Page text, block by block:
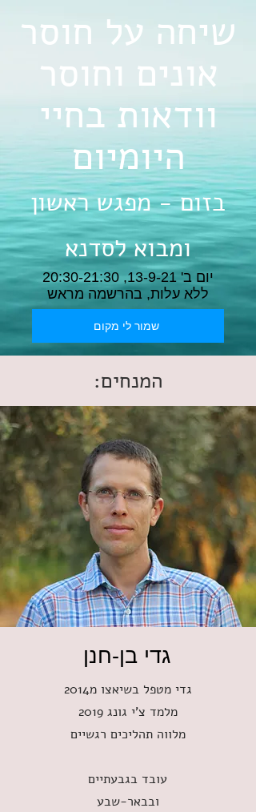
שיחה על חוסר
אונים וחוסר
וודאות בחיי
היומיום
בזום - מפגש ראשון
ומבוא לסדנא
יום ב' 13-9-21, 20:30-21:30
ללא עלות, בהרשמה מראש
שמור לי מקום
המנחים:
גדי בן-חנן
גדי מטפל בשיאצו מ2014
מלמד צ'י גונג 2019
מלווה תהליכים רגשיים
עובד בגבעתיים
ובבאר-שבע